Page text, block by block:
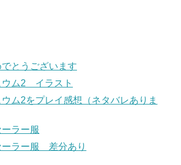
とうございます
ウム2 イラスト
ム2をプレイ感想（ネタバレありま
ラー服
ーラー服 差分あり